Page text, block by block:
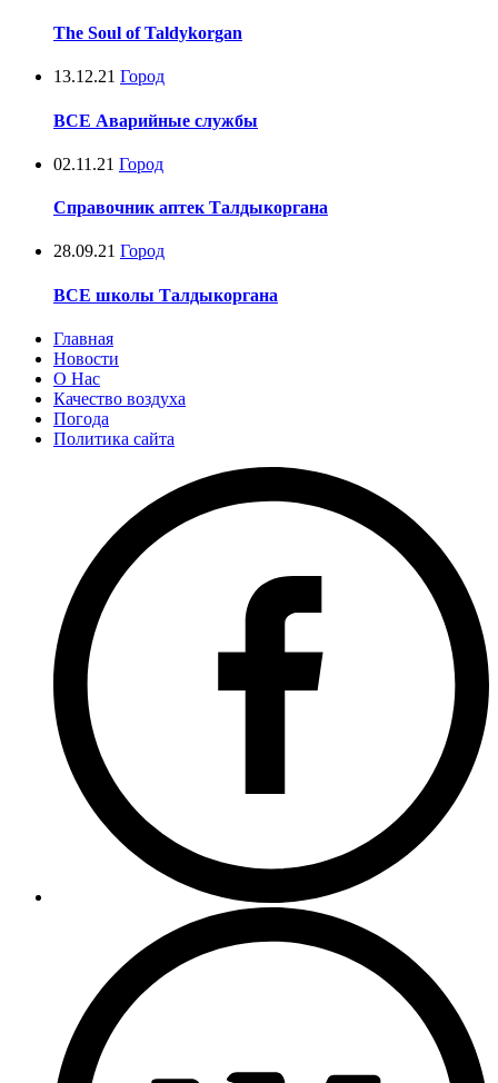
The Soul of Taldykorgan
13.12.21 Город
ВСЕ Аварийные службы
02.11.21 Город
Справочник аптек Талдыкоргана
28.09.21 Город
ВСЕ школы Талдыкоргана
Главная
Новости
О Нас
Качество воздуха
Погода
Политика сайта